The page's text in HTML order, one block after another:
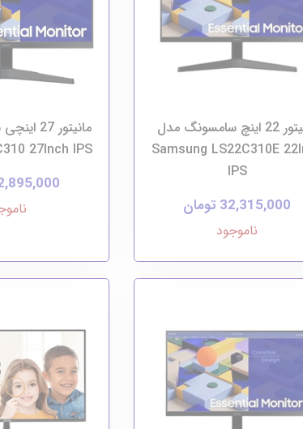
مانیتور 22 اینچ سامسونگ مدل
Samsung LS22C310E
IPS
32,315,000 تومان
ناموجود
مانیتور
27Inch IPS
42,895,000